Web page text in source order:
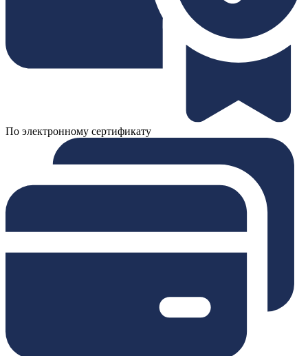
По электронному сертификату